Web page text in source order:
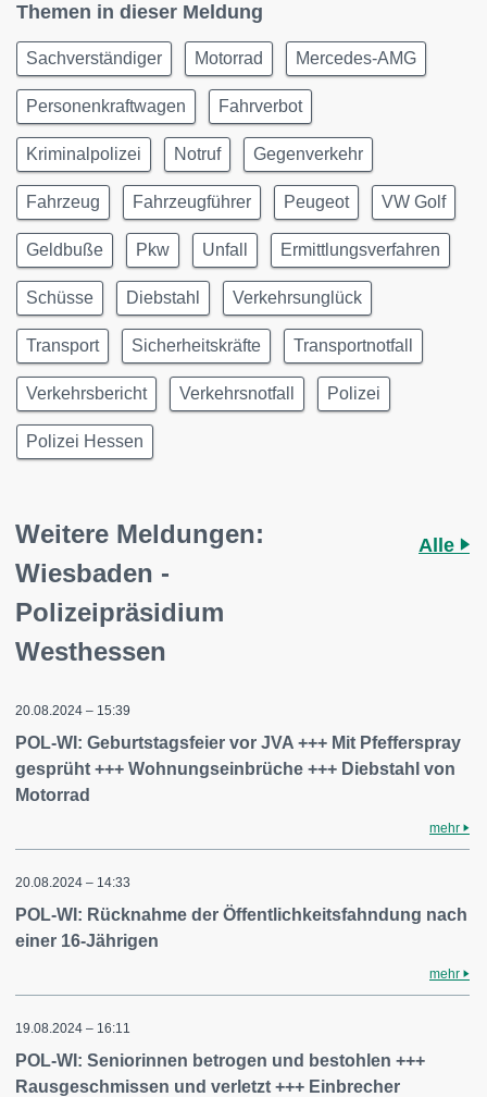
Themen in dieser Meldung
Sachverständiger Motorrad Mercedes-AMG
Personenkraftwagen Fahrverbot
Kriminalpolizei Notruf Gegenverkehr
Fahrzeug Fahrzeugführer Peugeot VW Golf
Geldbuße Pkw Unfall Ermittlungsverfahren
Schüsse Diebstahl Verkehrsunglück
Transport Sicherheitskräfte Transportnotfall
Verkehrsbericht Verkehrsnotfall Polizei
Polizei Hessen
Weitere Meldungen:
Wiesbaden -
Polizeipräsidium
Westhessen
Alle
20.08.2024 – 15:39
POL-WI: Geburtstagsfeier vor JVA +++ Mit Pfefferspray
gesprüht +++ Wohnungseinbrüche +++ Diebstahl von
Motorrad
mehr
20.08.2024 – 14:33
POL-WI: Rücknahme der Öffentlichkeitsfahndung nach
einer 16-Jährigen
mehr
19.08.2024 – 16:11
POL-WI: Seniorinnen betrogen und bestohlen +++
Rausgeschmissen und verletzt +++ Einbrecher